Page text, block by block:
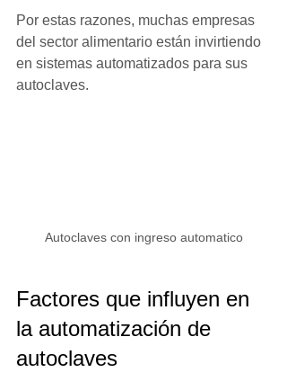
Por estas razones, muchas empresas
del sector alimentario están invirtiendo
en sistemas automatizados para sus
autoclaves.
Autoclaves con ingreso automatico
Factores que influyen en
la automatización de
autoclaves